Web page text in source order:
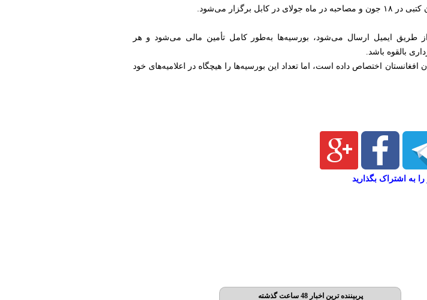
طریق ایمیل ارسال می‌شود، بورسیه‌ها به‌طور کامل تأمین مالی می‌شود و هر
بالقوه باشد.
اختصاص داده است، اما تعداد این بورسیه‌ها را هیچگاه در اعلامیه‌های خود
را به اشتراک بگذارید
پربیننده ترین اخبار 48 ساعت گذشته